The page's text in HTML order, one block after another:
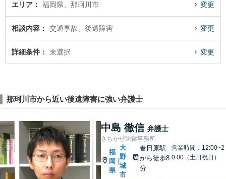
エリア 福岡県、那珂川市 変更
相談内容 交通事故、後遺障害 変更
詳細条件 未選択 変更
那珂川市から近い後遺障害に強い弁護士
中島 徹信 弁護士
さちかぜ法律事務所
福
岡
県
|
大
野
城
市
春日原駅
から徒歩8
分
営業時間：12:00~2
0:00（土日祝日）